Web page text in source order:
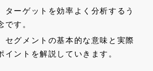
ターゲットを効率よく分析するう
です。
セグメントの基本的な意味と実際
イントを解説していきます。